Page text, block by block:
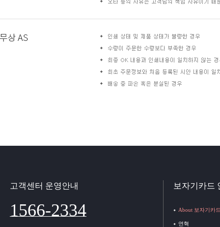
고객센터 운영안내
1566-2334
보자기카드
About 보자기카
연혁